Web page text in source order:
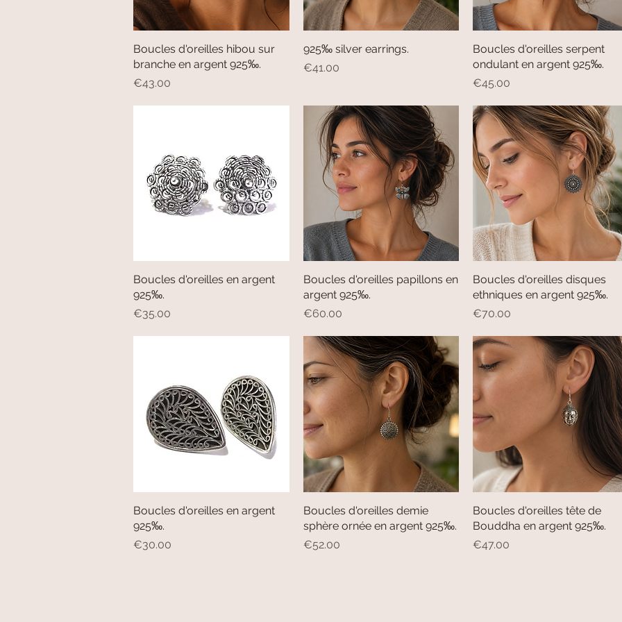
Quick View
Boucles d'oreilles hibou sur
branche en argent 925‰.
Price
€43.00
Quick View
925‰ silver earrings.
Price
€41.00
Quick View
Boucles d'oreilles serpent
ondulant en argent 925‰.
Price
€45.00
Quick View
Boucles d'oreilles en argent
925‰.
Price
€35.00
Quick View
Boucles d'oreilles papillons en
argent 925‰.
Price
€60.00
Quick View
Boucles d'oreilles disques
ethniques en argent 925‰.
Price
€70.00
Quick View
Boucles d'oreilles en argent
925‰.
Price
€30.00
Quick View
Boucles d'oreilles demie
sphère ornée en argent 925‰.
Price
€52.00
Quick View
Boucles d'oreilles tête de
Bouddha en argent 925‰.
Price
€47.00